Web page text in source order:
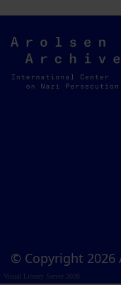
Arolsen
Archives
© Copyright 2026
Visual Library Server 2026